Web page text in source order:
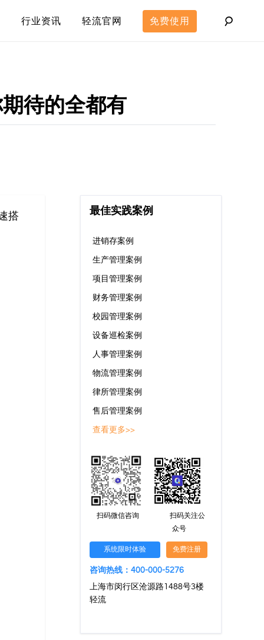
行业资讯 轻流官网 免费使用
待的全都有
搭 最佳实践案例
进销存案例
生产管理案例
项目管理案例
财务管理案例
校园管理案例
设备巡检案例
人事管理案例
物流管理案例
律所管理案例
售后管理案例
查看更多>>
扫码微信咨询
扫码关注公
众号
系统限时体验 免费注册
咨询热线：400-000-5276
上海市闵行区沧源路1488号3楼
轻流